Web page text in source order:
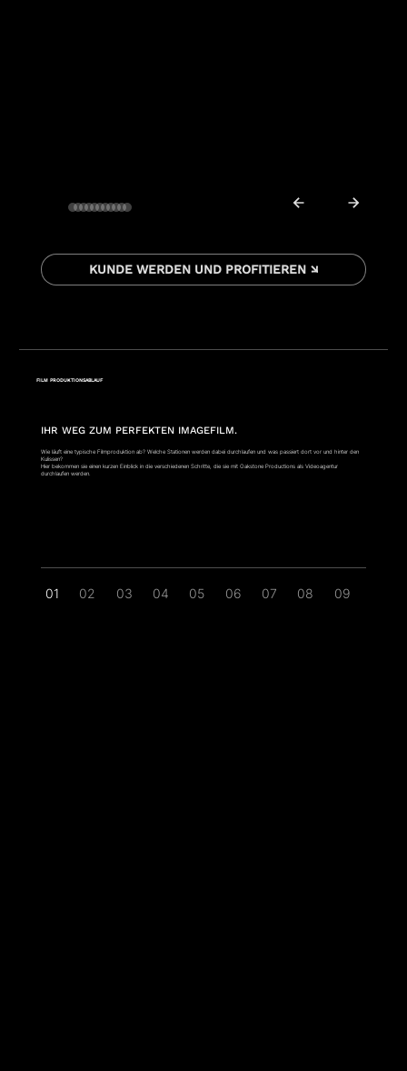
KUNDE WERDEN UND PROFITIEREN ↘
FILM PRODUKTIONSABLAUF
IHR WEG ZUM PERFEKTEN IMAGEFILM.
Wie läuft eine typische Filmproduktion ab? Welche Stationen werden dabei durchlaufen und was passiert dort vor und hinter den
Kulissen?
Hier bekommen sie einen kurzen Einblick in die verschiedenen Schritte, die sie mit Oakstone Productions als Videoagentur
durchlaufen werden.
01 02 03 04 05 06 07 08 09